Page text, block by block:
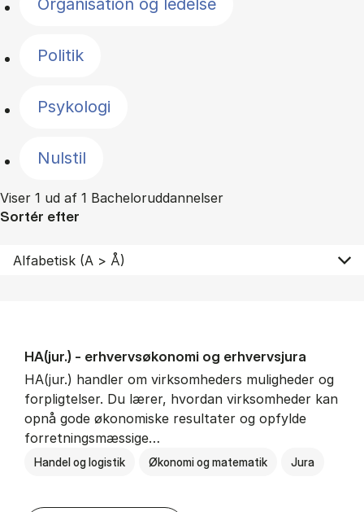
Organisation og ledelse
Politik
Psykologi
Nulstil
Viser 1 ud af 1 Bacheloruddannelser
Sortér efter
HA(jur.) - erhvervs­økonomi og erhvervs­jura
HA(jur.) handler om virksomheders muligheder og
forpligtelser. Du lærer, hvordan virksomheder kan
opnå gode økonomiske resultater og opfylde
forretningsmæssige…
Handel og logistik Økonomi og matematik Jura